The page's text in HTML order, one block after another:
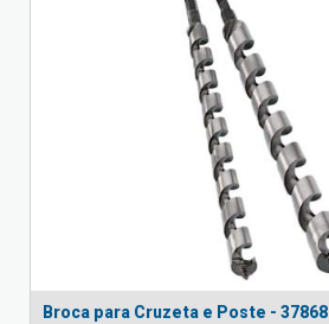
Broca para Cruzeta e Poste - 37868